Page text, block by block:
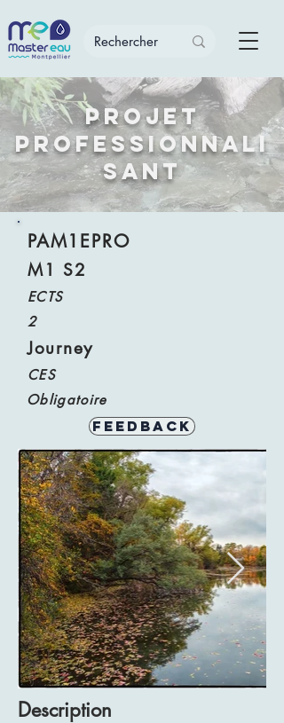
Projet
Professionnali
sant
PAM1EPRO
M1 S2
ECTS
2
Journey
CES
Obligatoire
Feedback
Description